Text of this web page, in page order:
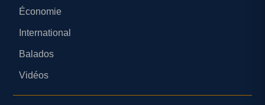
Économie
International
Balados
Vidéos